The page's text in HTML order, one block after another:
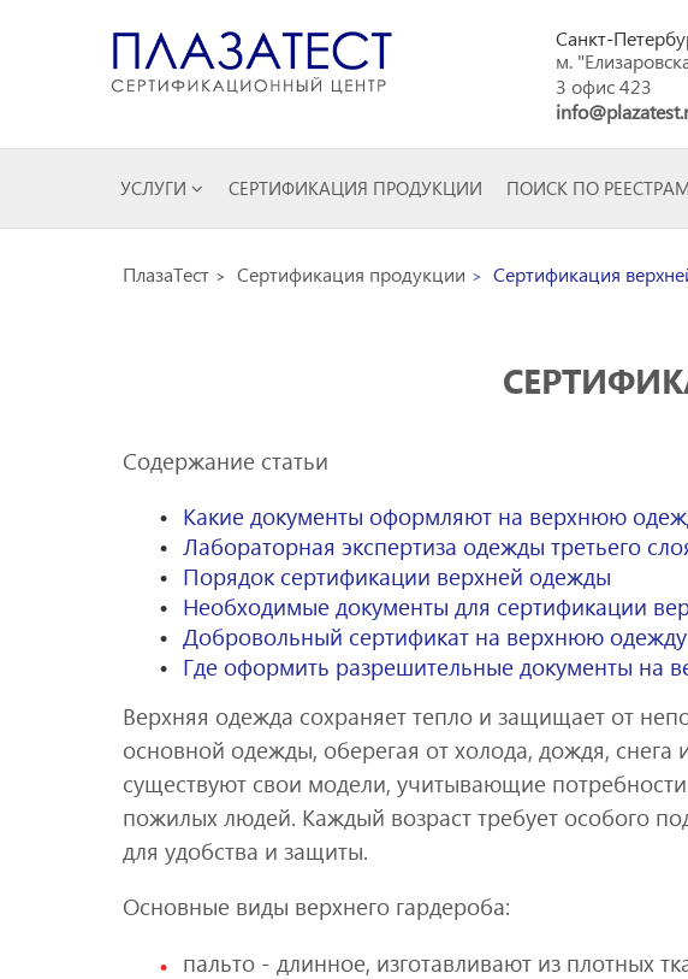
Санкт-
м.
3 офис 423
УСЛУГИ СЕРТИФИКАЦИЯ ПРОДУКЦИИ ПОИСК ПО РЕЕСТРАМ
ПлазаТест Сертификация продукции Сертификация
Содержание статьи
Какие документы оформляют на верхнюю
Лабораторная экспертиза одежды третьего
Порядок сертификации верхней одежды
Необходимые документы для сертификации
Добровольный сертификат на верхнюю одежду
Где оформить разрешительные документы на
Верхняя одежда сохраняет тепло и защищает от
основной одежды, оберегая от холода, дождя, снега
существуют свои модели, учитывающие
пожилых людей. Каждый возраст требует особого
для удобства и защиты.
Основные виды верхнего гардероба:
пальто - длинное, изготавливают из плотных